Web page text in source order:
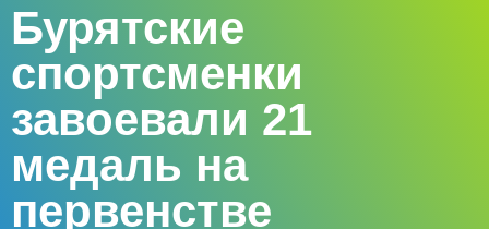
Бурятские
спортсменки
завоевали 21
медаль на
первенстве